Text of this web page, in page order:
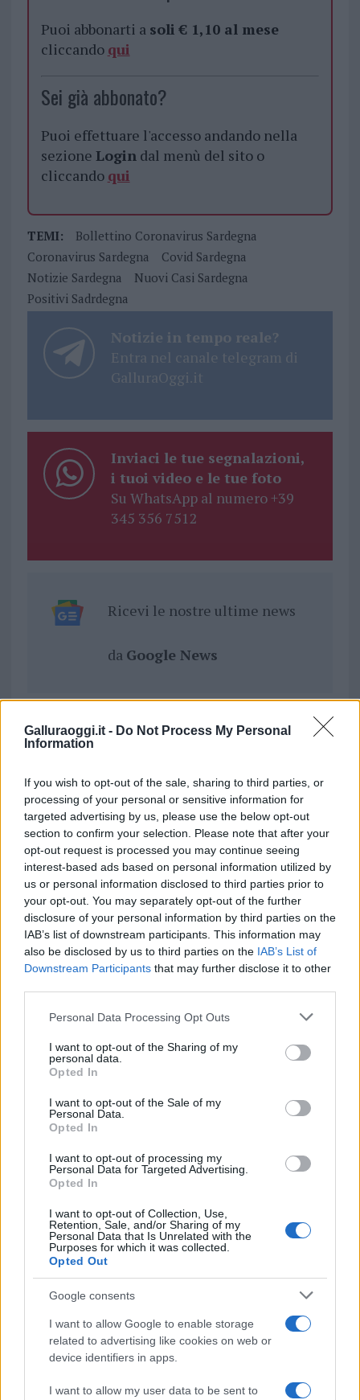
Galluraoggi.it - Do Not Process My Personal
Information
If you wish to opt-out of the sale, sharing to third parties, or
processing of your personal or sensitive information for
targeted advertising by us, please use the below opt-out
section to confirm your selection. Please note that after your
opt-out request is processed you may continue seeing
interest-based ads based on personal information utilized by
us or personal information disclosed to third parties prior to
your opt-out. You may separately opt-out of the further
disclosure of your personal information by third parties on the
IAB’s list of downstream participants. This information may
also be disclosed by us to third parties on the IAB’s List of
Downstream Participants that may further disclose it to other
Please note that this website/app uses one or more Google
not limited to your visit or usage behaviour. You may click to
grant or deny consent to Google and its third-party tags to
use your data for below specified purposes in below Google
consent section.
Personal Data Processing Opt Outs
I want to opt-out of the Sharing of my
personal data.
Opted In
I want to opt-out of the Sale of my
Personal Data.
Opted In
I want to opt-out of processing my
Personal Data for Targeted Advertising.
Opted In
I want to opt-out of Collection, Use,
Retention, Sale, and/or Sharing of my
Personal Data that Is Unrelated with the
Purposes for which it was collected.
Opted Out
Google consents
I want to allow Google to enable storage
related to advertising like cookies on web or
device identifiers in apps.
I want to allow my user data to be sent to
Puoi abbonarti a soli € 1,10 al mese
cliccando qui
Sei già abbonato?
Puoi effettuare l'accesso andando nella
sezione Login dal menù del sito o
cliccando qui
TEMI:
Bollettino Coronavirus Sardegna
Coronavirus Sardegna
Covid Sardegna
Notizie Sardegna
Nuovi Casi Sardegna
Positivi Sadrdegna
Notizie in tempo reale?
Entra nel canale telegram di
GalluraOggi.it
Inviaci le tue segnalazioni,
i tuoi video e le tue foto
Su WhatsApp al numero +39
345 356 7512
Ricevi le nostre ultime news
da Google News
F
a
ce
b
o
o
k
T
w
it
te
r
n
te
re
st
h
at
s
A
p
p
h
a
re
Articolo precedente
Prossimo articolo
NOTIZIE RECENTI
Migliori agenzie per l’Attestazione SOA in Italia:
lista delle 4 realtà più efficienti nella g…
“Sul filo del discorso”: sold out ad Olbia per il
La Maddalena, festa per i 30 anni del Diving
center di Tegge
conducente
Turiste si perdono a Tavolara: salvate dai vigili
del fuoco
Meteo Olbia 6 agosto, migliora il tempo in
Gallura
Incidente Olbia, poliziotto in vacanza salva 6